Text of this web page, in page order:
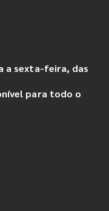
a sexta-feira, das
para todo o